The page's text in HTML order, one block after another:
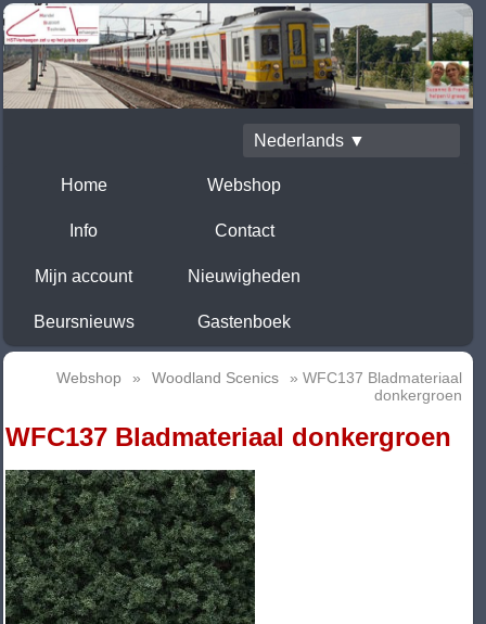
Nederlands ▼
Home Webshop
Info Contact
Mijn account Nieuwigheden
Beursnieuws Gastenboek
Webshop » Woodland Scenics
» WFC137 Bladmateriaal
donkergroen
WFC137 Bladmateriaal donkergroen